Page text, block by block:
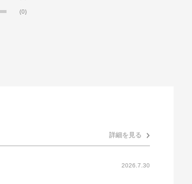
(0)
詳細を見る
2026.7.30